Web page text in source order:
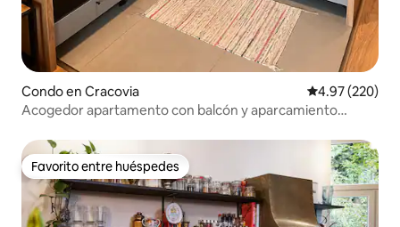
Condo en Cracovia Calificación
4.97 (220)
Acogedor apartamento con balcón y aparcamiento
Favorito entre huéspedes
Favorito entre huéspedes